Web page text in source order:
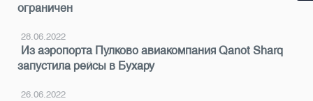
ограничен
28.06.2022
Из аэропорта Пулково авиакомпания Qanot Sharq
запустила рейсы в Бухару
26.06.2022